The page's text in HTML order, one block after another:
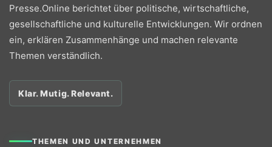
Presse.Online berichtet über politische, wirtschaftliche,
gesellschaftliche und kulturelle Entwicklungen. Wir ordnen
ein, erklären Zusammenhänge und machen relevante
Themen verständlich.
Klar. Mutig. Relevant.
THEMEN UND UNTERNEHMEN